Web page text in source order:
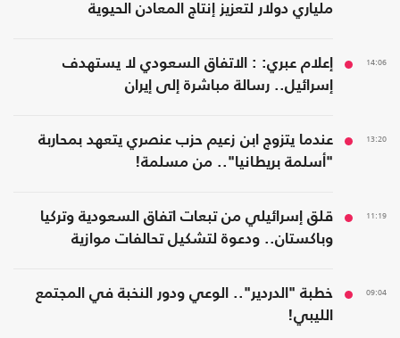
ملياري دولار لتعزيز إنتاج المعادن الحيوية
14:06
إعلام عبري: : الاتفاق السعودي لا يستهدف
إسرائيل.. رسالة مباشرة إلى إيران
13:20
عندما يتزوج ابن زعيم حزب عنصري يتعهد بمحاربة
"أسلمة بريطانيا".. من مسلمة!
11:19
قلق إسرائيلي من تبعات اتفاق السعودية وتركيا
وباكستان.. ودعوة لتشكيل تحالفات موازية
09:04
خطبة "الدردير".. الوعي ودور النخبة في المجتمع
الليبي!